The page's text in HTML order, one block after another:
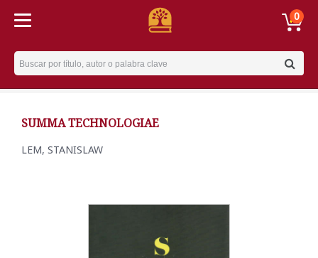
0
Username
SUMMA TECHNOLOGIAE
LEM, STANISLAW